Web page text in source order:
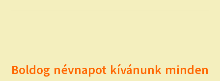
Boldog névnapot kívánunk minden